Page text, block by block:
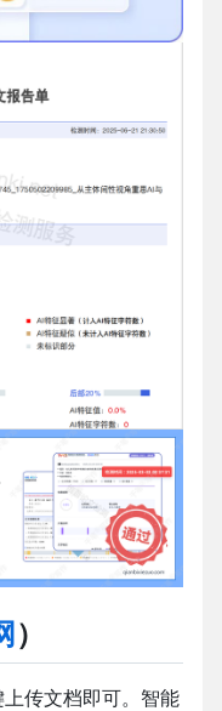
）
上传文档即可。智能